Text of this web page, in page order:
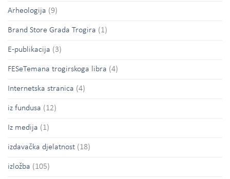
Arheologija (9)
Brand Store Grada Trogira (1)
E-publikacija (3)
FESeTemana trogirskoga libra (4)
Internetska stranica (4)
iz fundusa (12)
Iz medija (1)
izdavačka djelatnost (18)
izložba (105)